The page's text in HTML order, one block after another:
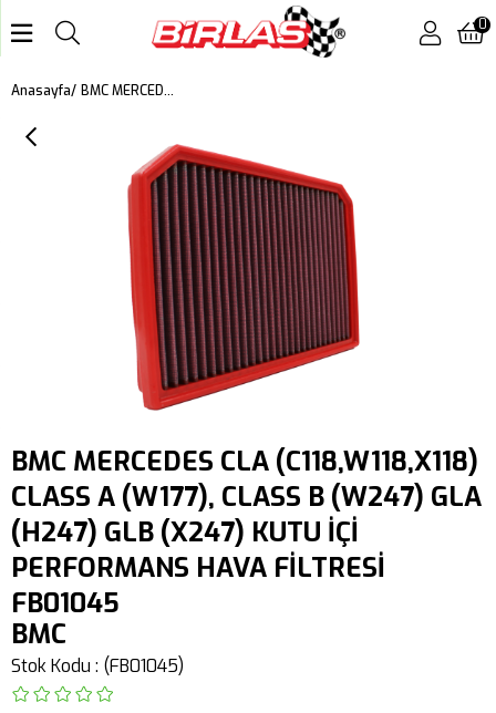
0
Anasayfa BMC MERCEDES CLA (C118,W118,X118) CLASS A (W177), CLASS B (W247) GLA (H247) GLB (X247) KUTU İÇİ PERFORMANS HAVA FİLTRESİ FB01045
BMC MERCEDES CLA (C118,W118,X118)
CLASS A (W177), CLASS B (W247) GLA
(H247) GLB (X247) KUTU İÇİ
PERFORMANS HAVA FİLTRESİ
FB01045
BMC
Stok Kodu (FB01045)